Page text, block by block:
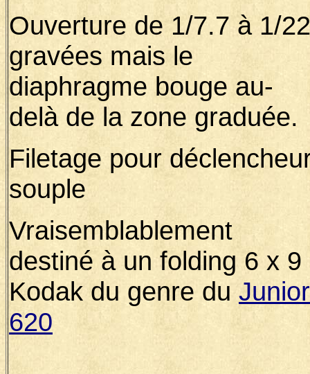
Ouverture de 1/7.7 à 1/22
gravées mais le
diaphragme bouge au-
delà de la zone graduée.
Filetage pour
souple
Vraisemblablement
destiné à un folding 6 x 9
Kodak du genre du Junior
620